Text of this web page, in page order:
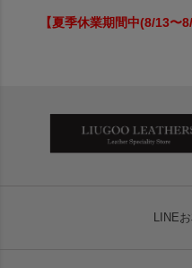
【夏季休業期間中(8/13〜
LINE